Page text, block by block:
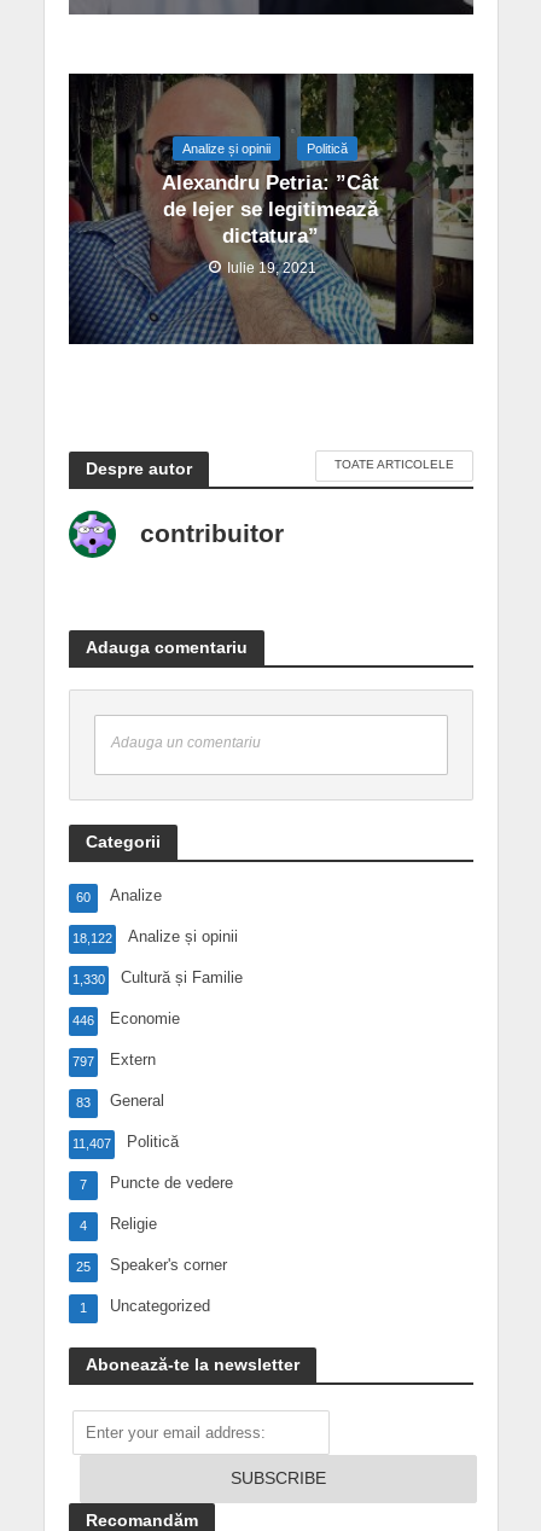
Analize și opinii Politică
Alexandru Petria: ”Cât
de lejer se legitimează
dictatura”
Iulie 19, 2021
Despre autor TOATE ARTICOLELE
contribuitor
Adauga comentariu
Adauga un comentariu
Categorii
Analize
60
Analize și opinii
18,122
Cultură și Familie
1,330
Economie
446
Extern
797
General
83
Politică
11,407
Puncte de vedere
7
Religie
4
Speaker's corner
25
Uncategorized
1
Abonează-te la newsletter
Recomandăm